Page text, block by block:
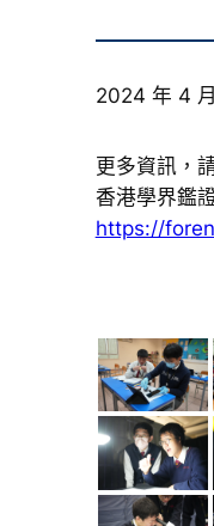
2024 年 4
更多資訊，
香港學界鑑
https://